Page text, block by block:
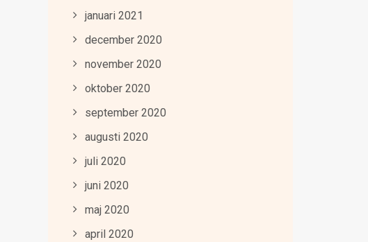
januari 2021
december 2020
november 2020
oktober 2020
september 2020
augusti 2020
juli 2020
juni 2020
maj 2020
april 2020